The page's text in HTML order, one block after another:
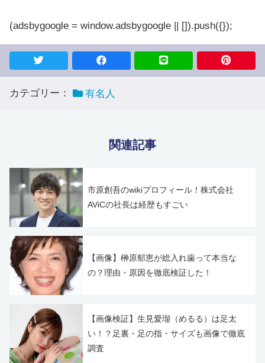
(adsbygoogle = window.adsbygoogle || []).push({});
カテゴリー： 有名人
関連記事
市原創吾のwikiプロフィール！株式会社
AViCの社長は経歴もすごい
【画像】榊原郁恵が総入れ歯って本当な
の？理由・原因を徹底検証した！
【画像検証】生見愛瑠（めるる）は足太
い！？足裏・足の指・サイズも画像で徹底
調査